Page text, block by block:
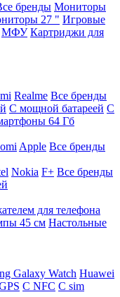
бренды Мониторы
27 " Игровые
МФУ Картриджи для
Realme Все бренды
С мощной батареей С
64 Гб
Apple Все бренды
Nokia F+ Все бренды
для телефона
45 см Настольные
Galaxy Watch Huawei
C NFC C sim